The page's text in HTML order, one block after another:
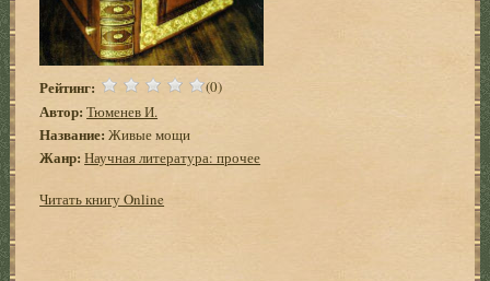
Рейтинг: (0)
Автор: Тюменев И.
Название: Живые мощи
Жанр: Научная литература: прочее
Читать книгу Online